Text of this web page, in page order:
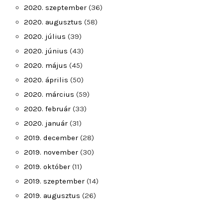
2020. szeptember (36)
2020. augusztus (58)
2020. július (39)
2020. június (43)
2020. május (45)
2020. április (50)
2020. március (59)
2020. február (33)
2020. január (31)
2019. december (28)
2019. november (30)
2019. október (11)
2019. szeptember (14)
2019. augusztus (26)